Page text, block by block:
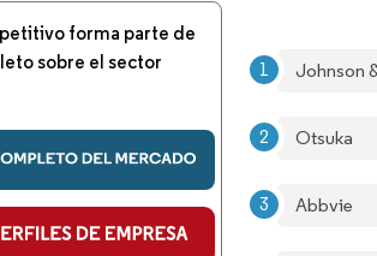
forma parte de
sobre el sector
Johnson
Otsuka
Abbvie